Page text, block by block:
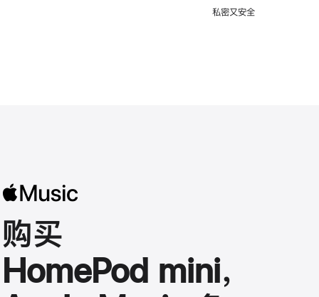
私密又安全
购买
HomePod mini，